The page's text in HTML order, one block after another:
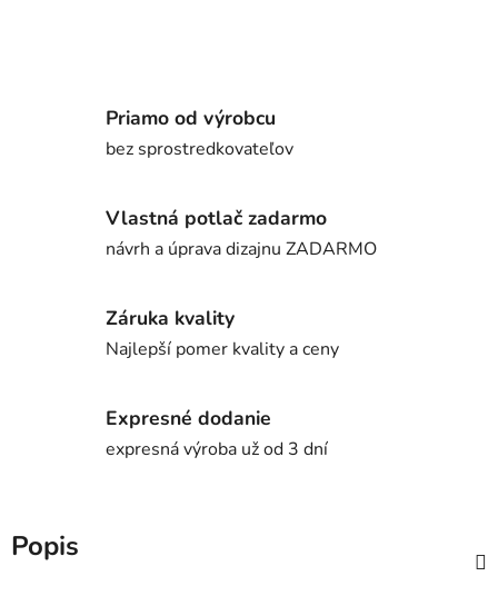
Priamo od výrobcu
bez sprostredkovateľov
Vlastná potlač zadarmo
návrh a úprava dizajnu ZADARMO
Záruka kvality
Najlepší pomer kvality a ceny
Expresné dodanie
expresná výroba už od 3 dní
Popis